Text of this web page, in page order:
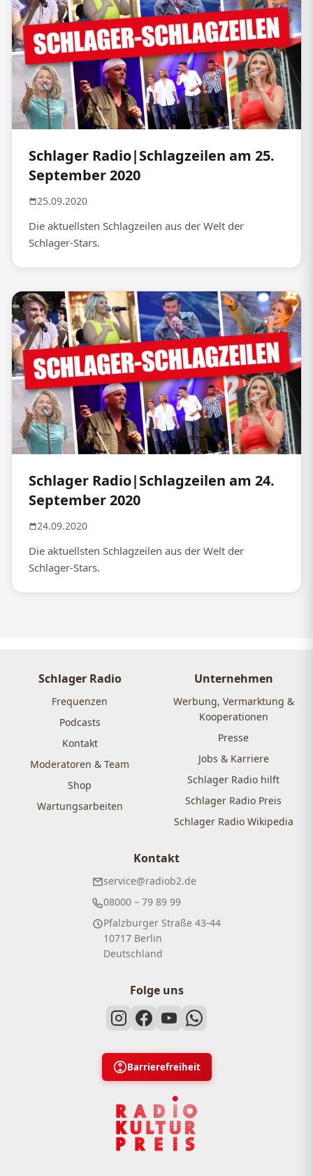
Schlager Radio|Schlagzeilen am 25.
September 2020
25.09.2020
Die aktuellsten Schlagzeilen aus der Welt der
Schlager-Stars.
Schlager Radio|Schlagzeilen am 24.
September 2020
24.09.2020
Die aktuellsten Schlagzeilen aus der Welt der
Schlager-Stars.
Schlager Radio
Frequenzen
Podcasts
Kontakt
Moderatoren & Team
Shop
Wartungsarbeiten
Unternehmen
Werbung, Vermarktung &
Kooperationen
Presse
Jobs & Karriere
Schlager Radio hilft
Schlager Radio Preis
Schlager Radio Wikipedia
Kontakt
service@radiob2.de
08000 – 79 89 99
Pfalzburger Straße 43-44
10717 Berlin
Deutschland
Folge uns
Barrierefreiheit